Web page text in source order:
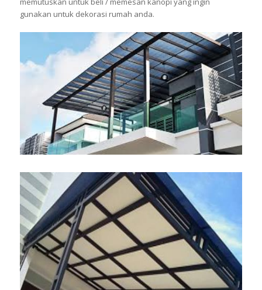
gunakan untuk dekorasi rumah anda.